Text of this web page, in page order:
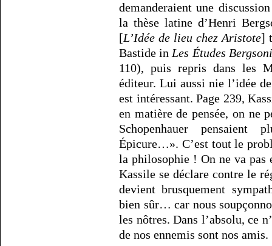
demanderaient une
la thèse latine d’Henri
[L’Idée de lieu chez Aristote]
Bastide in Les Études
110), puis repris dans les
éditeur. Lui aussi nie l’idée
est intéressant. Page 239,
en matière de pensée, on ne
Schopenhauer pensaient
Épicure…». C’est tout le
la philosophie ! On ne va pas
Kassile se déclare contre le
devient brusquement
bien sûr… car nous
les nôtres. Dans l’absolu, ce
de nos ennemis sont nos amis.